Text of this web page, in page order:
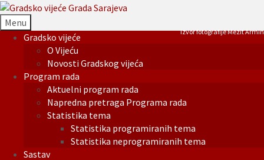
Menu
Gradsko vijeće
O Vijeću
Novosti Gradskog vijeća
Program rada
Aktuelni program rada
Napredna pretraga Programa rada
Statistika tema
Statistika programiranih tema
Statistika neprogramiranih tema
Sastav
Izvor fotografije Mezit Armin